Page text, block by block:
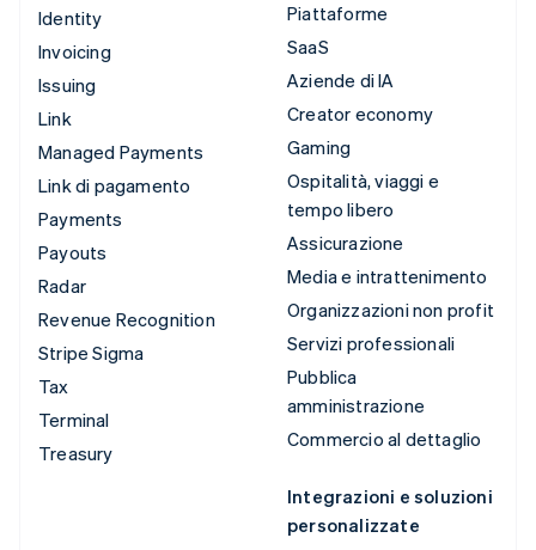
Identity
Invoicing
Issuing
Link
Managed Payments
Link di pagamento
Payments
Payouts
Radar
Revenue Recognition
Stripe Sigma
Tax
Terminal
Treasury
Piattaforme
SaaS
Aziende di IA
Creator economy
Gaming
Ospitalità, viaggi e
tempo libero
Assicurazione
Media e intrattenimento
Organizzazioni non profit
Servizi professionali
Pubblica
amministrazione
Commercio al dettaglio
Integrazioni e soluzioni
personalizzate